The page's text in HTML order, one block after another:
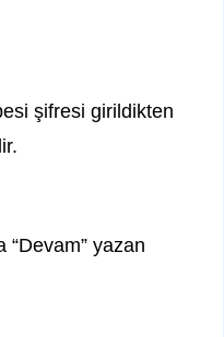
şifresi girildikten
yazan